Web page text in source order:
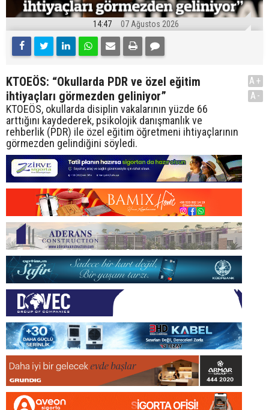
14:47 07 Ağustos 2026
KTOEÖS: “Okullarda PDR ve özel eğitim
ihtiyaçları görmezden geliniyor”
KTOEÖS, okullarda disiplin vakalarının yüzde 66
arttığını kaydederek, psikolojik danışmanlık ve
rehberlik (PDR) ile özel eğitim öğretmeni ihtiyaçlarının
görmezden gelindiğini söyledi.
A+
A-